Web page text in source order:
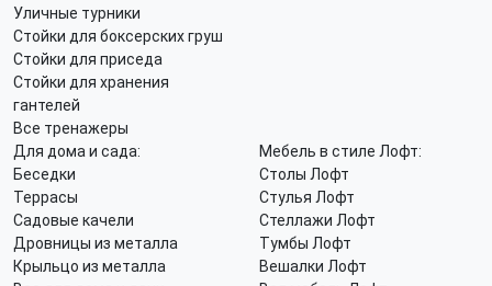
Уличные турники
Стойки для боксерских груш
Стойки для приседа
Стойки для хранения
гантелей
Все тренажеры
Для дома и сада:
Беседки
Террасы
Садовые качели
Дровницы из металла
Крыльцо из металла
Мебель в стиле Лофт:
Столы Лофт
Стулья Лофт
Стеллажи Лофт
Тумбы Лофт
Вешалки Лофт